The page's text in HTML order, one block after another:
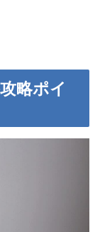
略ポイ